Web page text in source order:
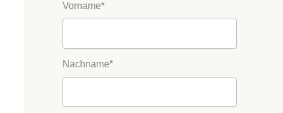
Vorname*
Nachname*